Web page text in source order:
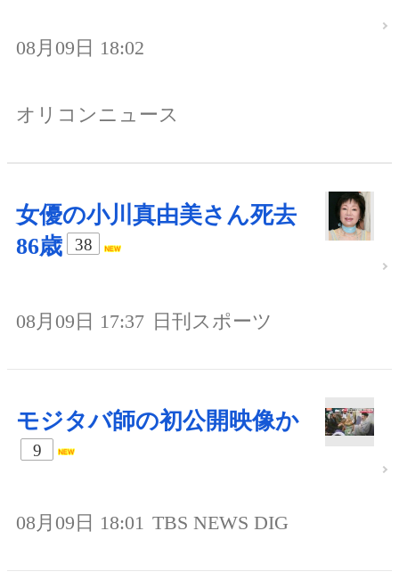
08月09日 18:02
オリコンニュース
女優の小川真由美さん死去
86歳
38
08月09日 17:37 日刊スポーツ
モジタバ師の初公開映像か
9
08月09日 18:01 TBS NEWS DIG